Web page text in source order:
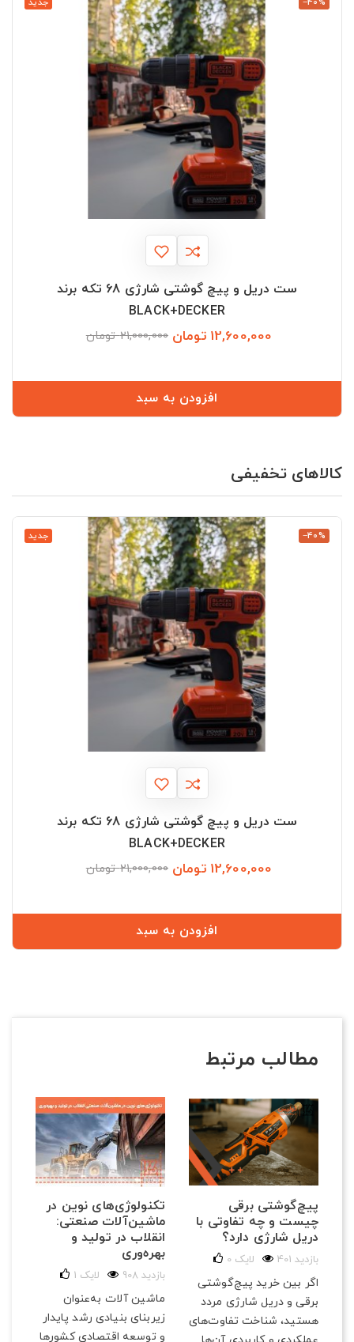
جدید ‎−40%
ست دریل و پیچ گوشتی شارژی 68 تکه برند
BLACK+DECKER
12,600,000 تومان 21,000,000 تومان
افزودن به سبد
کالاهای تخفیفی
جدید ‎−40%
ست دریل و پیچ گوشتی شارژی 68 تکه برند
BLACK+DECKER
12,600,000 تومان 21,000,000 تومان
افزودن به سبد
مطالب مرتبط
تکنولوژی‌های نوین در
ماشین‌آلات صنعتی:
انقلاب در تولید و
بهره‌وری
908 بازدید 1 لایک
ماشین آلات به‌عنوان
زیربنای بنیادی رشد پایدار
و توسعه اقتصادی کشورها
پیچ‌گوشتی برقی
چیست و چه تفاوتی با
دریل شارژی دارد؟
401 بازدید 0 لایک
اگر بین خرید پیچ‌گوشتی
برقی و دریل شارژی مردد
هستید، شناخت تفاوت‌های